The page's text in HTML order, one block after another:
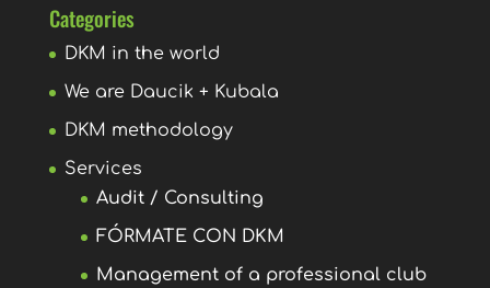
Categories
DKM in the world
We are Daucik + Kubala
DKM methodology
Services
Audit / Consulting
FÓRMATE CON DKM
Management of a professional club